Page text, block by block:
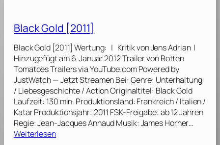
2
1
]
A
d
l
e
r
d
e
r
N
e
u
Black Gold [2011]
Black Gold [2011] Wertung: | Kritik von Jens Adrian |
Hinzugefügt am 6. Januar 2012 Trailer von Rotten
Tomatoes Trailers via YouTube.com Powered by
JustWatch — Jetzt Streamen Bei: Genre: Unterhaltung
/ Liebesgeschichte / Action Originaltitel: Black Gold
Laufzeit: 130 min. Produktionsland: Frankreich / Italien /
Katar Produktionsjahr: 2011 FSK-Freigabe: ab 12 Jahren
Regie: Jean-Jacques Annaud Musik: James Horner…
Weiterlesen: